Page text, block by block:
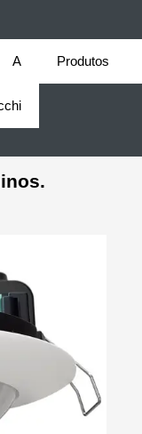
A Produtos